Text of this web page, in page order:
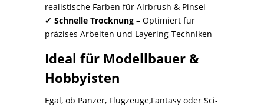
realistische Farben für Airbrush & Pinsel
✔ Schnelle Trocknung– Optimiert für
präzises Arbeiten und Layering-Techniken
Ideal für Modellbauer &
Hobbyisten
Egal, ob Panzer, Flugzeuge,Fantasy oder Sci-